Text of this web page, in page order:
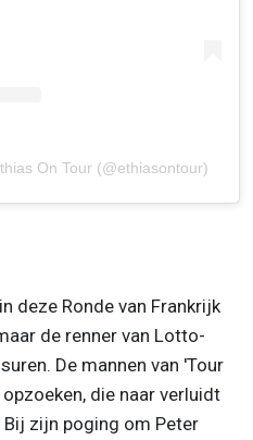
On Tour (@ethiasontour)
deze Ronde van Frankrijk
de renner van Lotto-
De mannen van 'Tour
die naar verluidt
zijn poging om Peter